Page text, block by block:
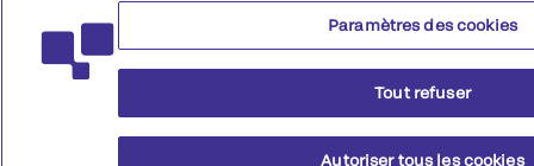
Paramètres des cookies
Tout refuser
Autoriser tous les cookies